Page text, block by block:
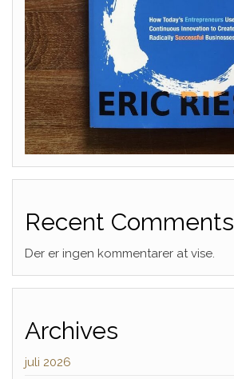
Recent Comments
Der er ingen kommentarer at vise.
Archives
juli 2026